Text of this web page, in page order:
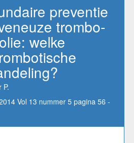
preventie
trombo-
welke
P.
Vol 13 nummer 5 pagina 56 -